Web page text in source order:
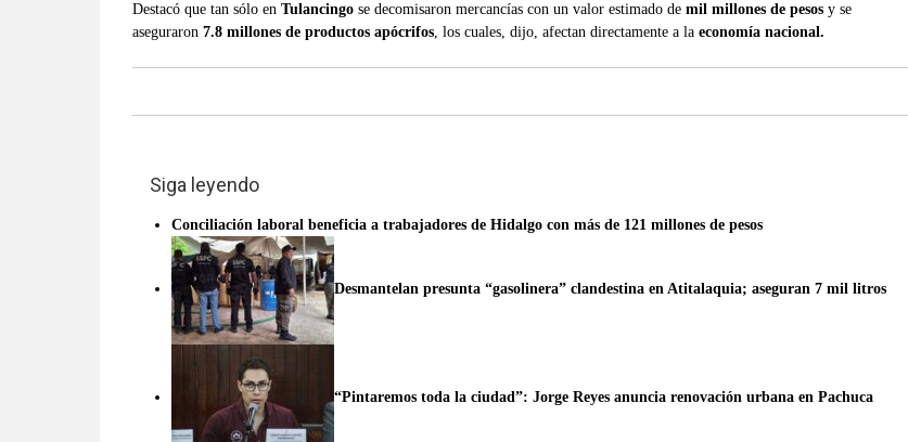
Destacó que tan sólo en Tulancingo se decomisaron mercancías con un valor estimado de mil millones de pesos y se
aseguraron 7.8 millones de productos apócrifos, los cuales, dijo, afectan directamente a la economía nacional.
Siga leyendo
Conciliación laboral beneficia a trabajadores de Hidalgo con más de 121 millones de pesos
Desmantelan presunta “gasolinera” clandestina en Atitalaquia; aseguran 7 mil litros
“Pintaremos toda la ciudad”: Jorge Reyes anuncia renovación urbana en Pachuca